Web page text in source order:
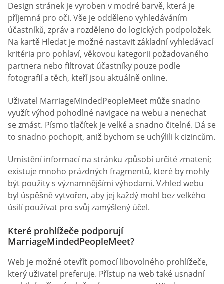
Design stránek je vyroben v modré barvě, která je
příjemná pro oči. Vše je odděleno vyhledáváním
účastníků, zpráv a rozděleno do logických podpoložek.
Na kartě Hledat je možné nastavit základní vyhledávací
kritéria pro pohlaví, věkovou kategorii požadovaného
partnera nebo filtrovat účastníky pouze podle
fotografií a těch, kteří jsou aktuálně online.
Uživatel MarriageMindedPeopleMeet může snadno
využít výhod pohodlné navigace na webu a nenechat
se zmást. Písmo tlačítek je velké a snadno čitelné. Dá se
to snadno pochopit, aniž bychom se uchýlili k cizincům.
Umístění informací na stránku způsobí určité zmatení;
existuje mnoho prázdných fragmentů, které by mohly
být použity s významnějšími výhodami. Vzhled webu
byl úspěšně vytvořen, aby jej každý mohl bez velkého
úsilí používat pro svůj zamýšlený účel.
Které prohlížeče podporují
MarriageMindedPeopleMeet?
Web je možné otevřít pomocí libovolného prohlížeče,
který uživatel preferuje. Přístup na web také usnadní